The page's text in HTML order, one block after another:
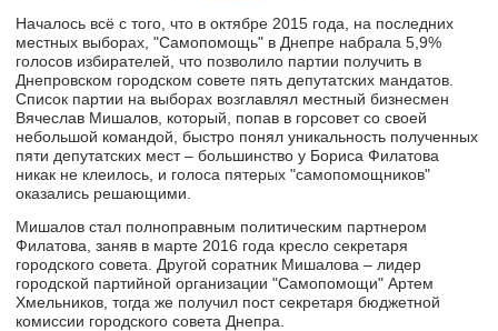
Началось всё с того, что в октябре 2015 года, на последних
местных выборах, "Самопомощь" в Днепре набрала 5,9%
голосов избирателей, что позволило партии получить в
Днепровском городском совете пять депутатских мандатов.
Список партии на выборах возглавлял местный бизнесмен
Вячеслав Мишалов, который, попав в горсовет со своей
небольшой командой, быстро понял уникальность полученных
пяти депутатских мест – большинство у Бориса Филатова
никак не клеилось, и голоса пятерых "самопомощников"
оказались решающими.
Мишалов стал полноправным политическим партнером
Филатова, заняв в марте 2016 года кресло секретаря
городского совета. Другой соратник Мишалова – лидер
городской партийной организации "Самопомощи" Артем
Хмельников, тогда же получил пост секретаря бюджетной
комиссии городского совета Днепра.